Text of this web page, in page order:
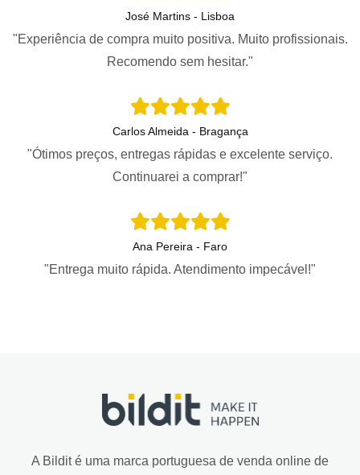
José Martins - Lisboa
"Experiência de compra muito positiva. Muito profissionais.
Recomendo sem hesitar."
Carlos Almeida - Bragança
"Ótimos preços, entregas rápidas e excelente serviço.
Continuarei a comprar!"
Ana Pereira - Faro
"Entrega muito rápida. Atendimento impecável!"
A Bildit é uma marca portuguesa de venda online de